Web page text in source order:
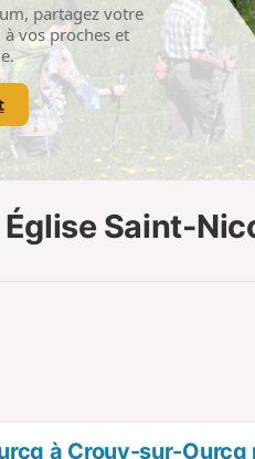
partagez votre
vos proches et
Saint-
à Crouy-sur-Ourcq